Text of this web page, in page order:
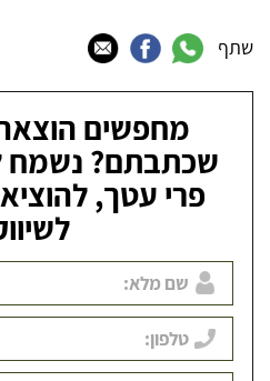
שתף
מחפשים
שכתבתם? נשמח
פרי עטך,